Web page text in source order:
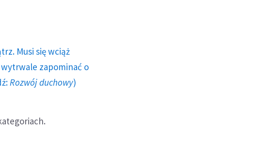
Musi się wciąż
zapominać o
Rozwój duchowy)